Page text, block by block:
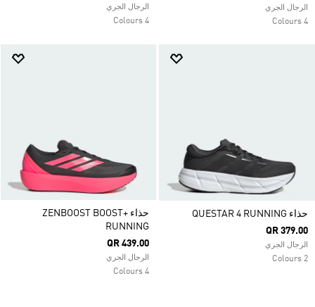
الرجال الجري
4 Colours
الرجال الجري
4 Colours
حذاء QUESTAR 4 RUNNING
QR 379.00
الرجال الجري
2 Colours
حذاء ZENBOOST BOOST+
RUNNING
QR 439.00
الرجال الجري
4 Colours